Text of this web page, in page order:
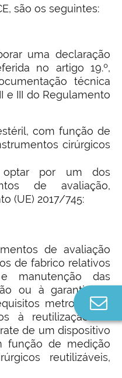
são os seguintes:
uma declaração
no artigo 19.º,
técnica
e III do Regulamento
com função de
cirúrgicos
optar por um dos
de avaliação,
(UE) 2017/745:
de avaliação
de fabrico relativos
manutenção das
ou à garantia de
metrológicos
à reutilização do
de um dispositivo
função de medição
reutilizáveis,